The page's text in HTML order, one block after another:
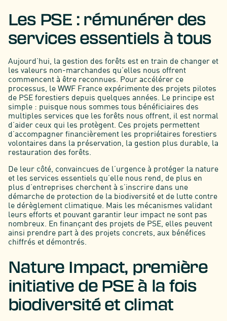
Les PSE : rémunérer des
services essentiels à tous
Aujourd’hui, la gestion des forêts est en train de changer et
les valeurs non-marchandes qu’elles nous offrent
commencent à être reconnues. Pour accélérer ce
processus, le WWF France expérimente des projets pilotes
de PSE forestiers depuis quelques années. Le principe est
simple : puisque nous sommes tous bénéficiaires des
multiples services que les forêts nous offrent, il est normal
d’aider ceux qui les protègent. Ces projets permettent
d’accompagner financièrement les propriétaires forestiers
volontaires dans la préservation, la gestion plus durable, la
restauration des forêts.
De leur côté, convaincues de l’urgence à protéger la nature
et les services essentiels qu’elle nous rend, de plus en
plus d’entreprises cherchent à s’inscrire dans une
démarche de protection de la biodiversité et de lutte contre
le dérèglement climatique. Mais les mécanismes validant
leurs efforts et pouvant garantir leur impact ne sont pas
nombreux. En finançant des projets de PSE, elles peuvent
ainsi prendre part à des projets concrets, aux bénéfices
chiffrés et démontrés.
Nature Impact, première
initiative de PSE à la fois
biodiversité et climat